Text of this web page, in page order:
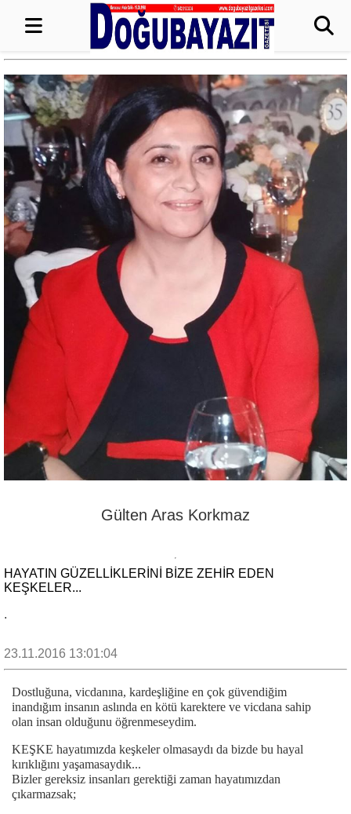
Gülten Aras Korkmaz
HAYATIN GÜZELLİKLERİNİ BİZE ZEHİR EDEN
KEŞKELER...
.
23.11.2016 13:01:04
Dostluğuna, vicdanına, kardeşliğine en çok güvendiğim
inandığım insanın aslında en kötü karektere ve vicdana sahip
olan insan olduğunu öğrenmeseydim.
KEŞKE hayatımızda keşkeler olmasaydı da bizde bu hayal
kırıklığını yaşamasaydık...
Bizler gereksiz insanları gerektiği zaman hayatımızdan
çıkarmazsak;